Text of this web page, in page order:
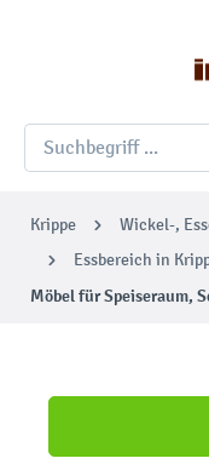
Krippe
Wickel-,
Essbereich in
Möbel für Speiseraum,